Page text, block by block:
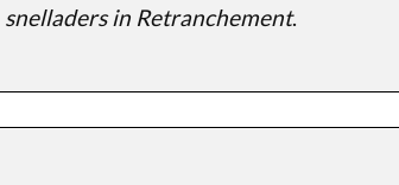
snelladers in Retranchement.